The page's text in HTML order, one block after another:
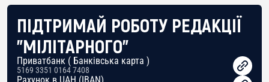
ПІДТРИМАЙ РОБОТУ РЕДАКЦІЇ
"МІЛІТАРНОГО"
Приватбанк ( Банківська карта )
5169 3351 0164 7408
Рахунок в UAH (IBAN)